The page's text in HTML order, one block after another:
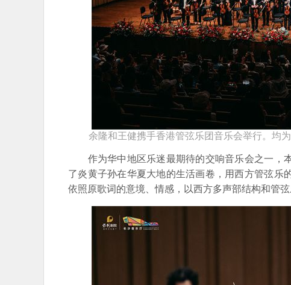
余隆和王健携手香港管弦乐团音乐会举行。均
作为华中地区乐迷最期待的交响音乐会之一，
了炎黄子孙在华夏大地的生活画卷，用西方管弦
依照原歌词的意境、情感，以西方多声部结构和管